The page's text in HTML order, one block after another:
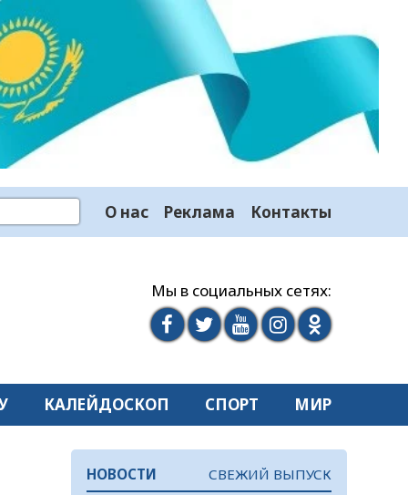
О нас Реклама Контакты
Мы в социальных сетях:
КАЛЕЙДОСКОП СПОРТ МИР
НОВОСТИ СВЕЖИЙ ВЫПУСК